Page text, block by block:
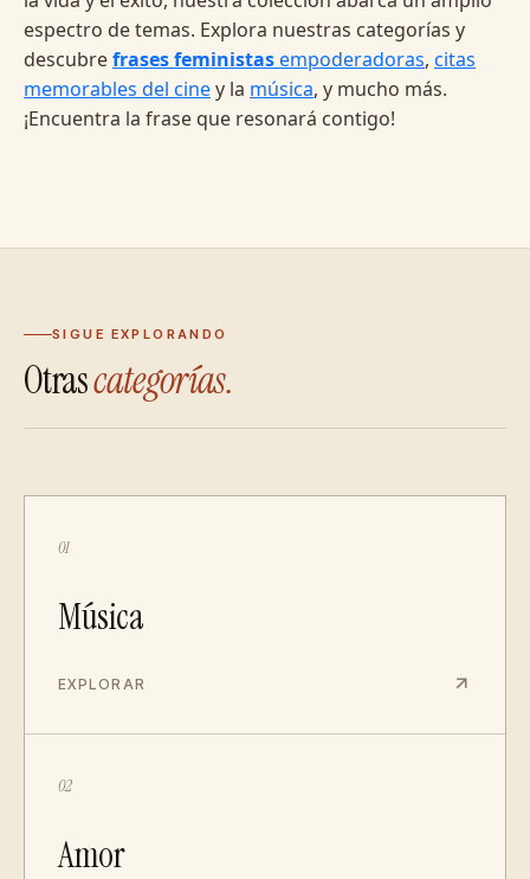
espectro de temas. Explora nuestras categorías y
descubrefrases feministasempoderadoras, citas
memorables del ciney la música, y mucho más.
¡Encuentra la frase que resonará contigo!
SIGUE EXPLORANDO
Otrascategorías.
01
Música
EXPLORAR
02
Amor